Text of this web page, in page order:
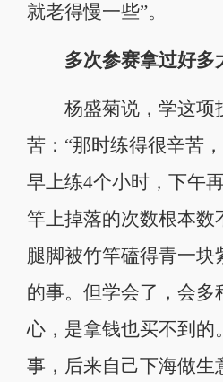
就老得慢一些”。
多次参赛拿过好多
杨盛菊说，学这项
苦：“那时练得很辛苦
早上练4个小时，下午
竿上掉落的次数根本数
腿脚被竹竿磕得青一块
的事。但学会了，会多
心，是拿钱也买不到的
事，后来自己下海做生